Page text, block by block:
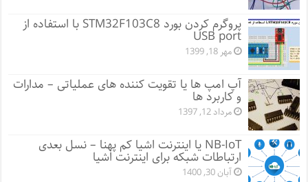
پروگرم کردن بورد STM32F103C8 با استفاده از
USB port
مهر 18, 1399
آپ امپ ها یا تقویت کننده های عملیاتی – مدارات
و کاربرد ها
مرداد 12, 1397
NB-IoT یا اینترنت اشیا کم پهنا – نسل بعدی
ارتباطات شبکه برای اینترنت اشیا
آبان 30, 1400